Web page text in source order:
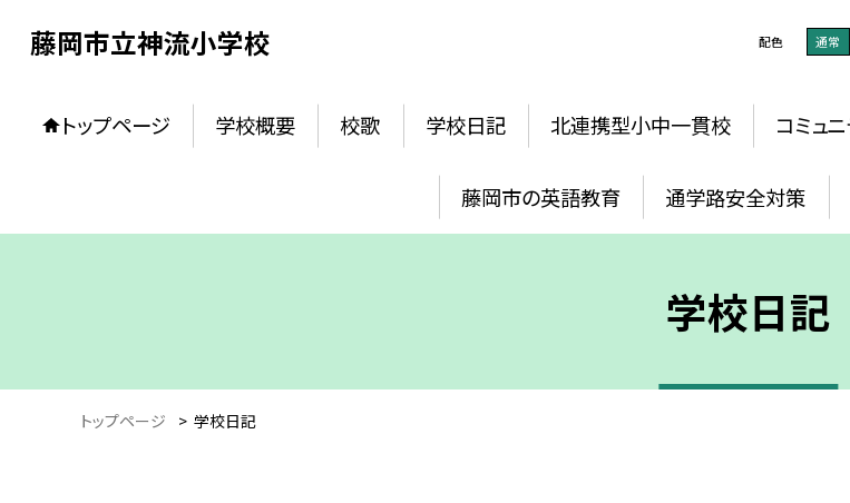
藤岡市立神流小学校 配色 通常
トップページ 学校概要 校歌 学校日記 北連携型小中一貫校 コミュ
藤岡市の英語教育 通学路安全対策
学校日記
トップページ > 学校日記